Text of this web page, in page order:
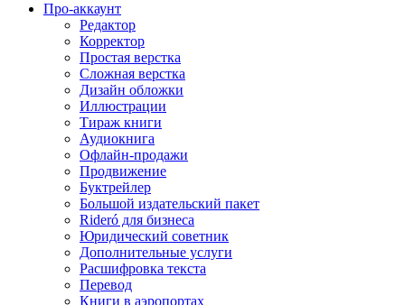
Про-аккаунт
Редактор
Корректор
Простая верстка
Сложная верстка
Дизайн обложки
Иллюстрации
Тираж книги
Аудиокнига
Офлайн-продажи
Продвижение
Буктрейлер
Большой издательский пакет
Rideró для бизнеса
Юридический советник
Дополнительные услуги
Расшифровка текста
Перевод
Книги в аэропортах